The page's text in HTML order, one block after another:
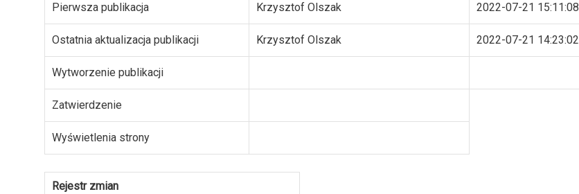
Pierwsza publikacja Krzysztof Olszak 2022-07-21 15:11:08
Ostatnia aktualizacja publikacji Krzysztof Olszak 2022-07-21 14:23:02
Wytworzenie publikacji
Zatwierdzenie
Wyświetlenia strony
Rejestr zmian